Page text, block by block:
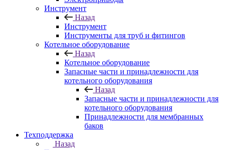
Инструмент
Назад
Инструмент
Инструменты для труб и фитингов
Котельное оборудование
Назад
Котельное оборудование
Запасные части и принадлежности для
котельного оборудования
Назад
Запасные части и принадлежности для
котельного оборудования
Принадлежности для мембранных
баков
Техподдержка
Назад